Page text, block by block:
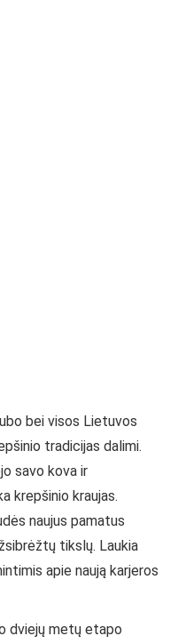
bei visos Lietuvos
tradicijas dalimi.
savo kova ir
krepšinio kraujas.
naujus pamatus
tikslų. Laukia
apie naują karjeros
dviejų metų etapo